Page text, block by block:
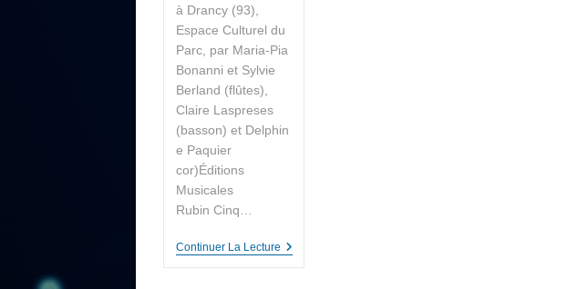
à Drancy (93),
Espace Culturel du
Parc, par Maria-Pia
Bonanni et Sylvie
Berland (flûtes),
Claire Laspreses
(basson) et Delphin
e Paquier
cor)Éditions
Musicales
Rubin Cinq…
Continuer La Lecture